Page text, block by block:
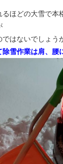
ほどの大雪で本
はないでしょう
雪作業は肩、腰